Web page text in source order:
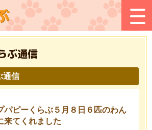
ぶ通信
通信
パピーくらぶ５月８日６匹のわん
来てくれました